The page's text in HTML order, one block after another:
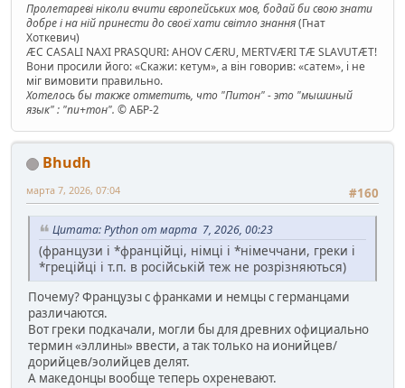
Пролетареві ніколи вчити європейських мов, бодай би свою знати
добре і на ній принести до своєї хати світло знання(Гнат
Хоткевич)
ÆC CASALI NAXI PRASQURI: AHOV CÆRU, MERTVÆRI TÆ SLAVUTÆT!
Вони просили його: «Скажи: кетум», а він говорив: «сатем», і не
міг вимовити правильно.
Хотелось бы также отметить, что "Питон" - это "мышиный
язык" : "пи+тон". © АБР-2
Bhudh
#160
марта 7, 2026, 07:04
Цитата: Python от марта 7, 2026, 00:23
(французи і *франційці, німці і *німеччани, греки і
*греційці і т.п. в російській теж не розрізняються)
Почему? Французы с франками и немцы с германцами
различаются.
Вот греки подкачали, могли бы для древних официально
термин «эллины» ввести, а так только на ионийцев/
дорийцев/эолийцев делят.
А македонцы вообще теперь охреневают.